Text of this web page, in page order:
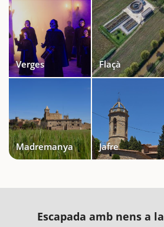
Verges Flaçà
Madremanya Jafre
Escapada amb nens a